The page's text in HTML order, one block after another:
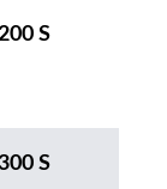
S
S